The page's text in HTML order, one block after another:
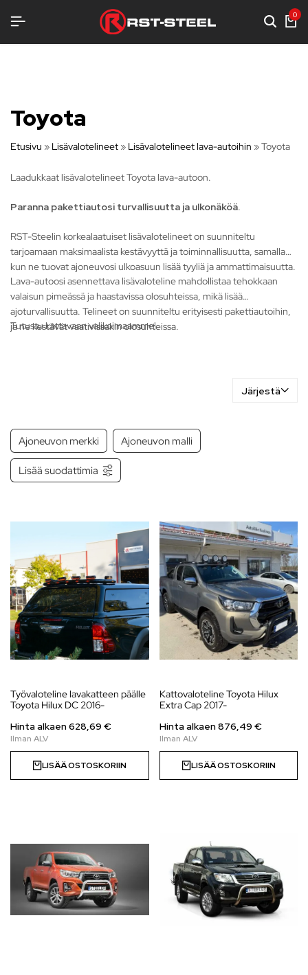
VARUSTELUA
VARUSTELUA
VARUSTELUA 0
Toyota
Etusivu » Lisävalotelineet » Lisävalotelineet lava-autoihin »Toyota
Laadukkaat lisävalotelineet Toyota lava-autoon.
Paranna pakettiautosi turvallisuutta ja ulkonäköä.
RST-Steelin korkealaatuiset lisävalotelineet on suunniteltu
tarjoamaan maksimaalista kestävyyttä ja toiminnallisuutta, samalla
kun ne tuovat ajoneuvosi ulkoasuun lisää tyyliä ja ammattimaisuutta.
Lava-autoosi asennettava lisävaloteline mahdollistaa tehokkaan
valaisun pimeässä ja haastavissa olosuhteissa, mikä lisää
ajoturvallisuutta. Telineet on suunniteltu erityisesti pakettiautoihin,
ja ne kestävät vaativissakin olosuhteissa.
Tutustu kattavaan valikoimaamme!
Järjestä
Ajoneuvon merkki Ajoneuvon malli
Lisää suodattimia
Työvaloteline lavakatteen päälle
Toyota Hilux DC 2016-
Hinta alkaen628,69 €
LISÄÄ OSTOSKORIIN
Kattovaloteline Toyota Hilux
Extra Cap 2017-
Hinta alkaen876,49 €
LISÄÄ OSTOSKORIIN